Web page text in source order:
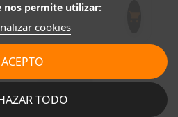
nos permite utilizar:
cookies
TODO
ACEPTO